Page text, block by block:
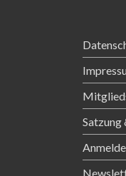
Satzung